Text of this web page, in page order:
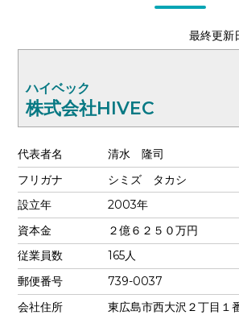
最終更新
ハイベック
株式会社HIVEC
代表者名
清水 隆司
フリガナ
シミズ タカシ
設立年
2003年
資本金
２億６２５０万円
従業員数
165人
郵便番号
739-0037
会社住所
東広島市西大沢２丁目１